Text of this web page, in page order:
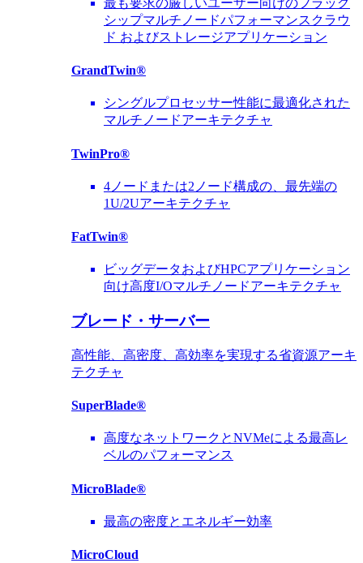
シップマルチノードパフォーマンスクラウ
ド およびストレージアプリケーション
GrandTwin®
シングルプロセッサー性能に最適化された
マルチノードアーキテクチャ
TwinPro®
4ノードまたは2ノード構成の、最先端の
1U/2Uアーキテクチャ
FatTwin®
ビッグデータおよびHPCアプリケーション
向け高度I/Oマルチノードアーキテクチャ
ブレード・サーバー
高性能、高密度、高効率を実現する省資源アーキ
テクチャ
SuperBlade®
高度なネットワークとNVMeによる最高レ
ベルのパフォーマンス
MicroBlade®
最高の密度とエネルギー効率
MicroCloud